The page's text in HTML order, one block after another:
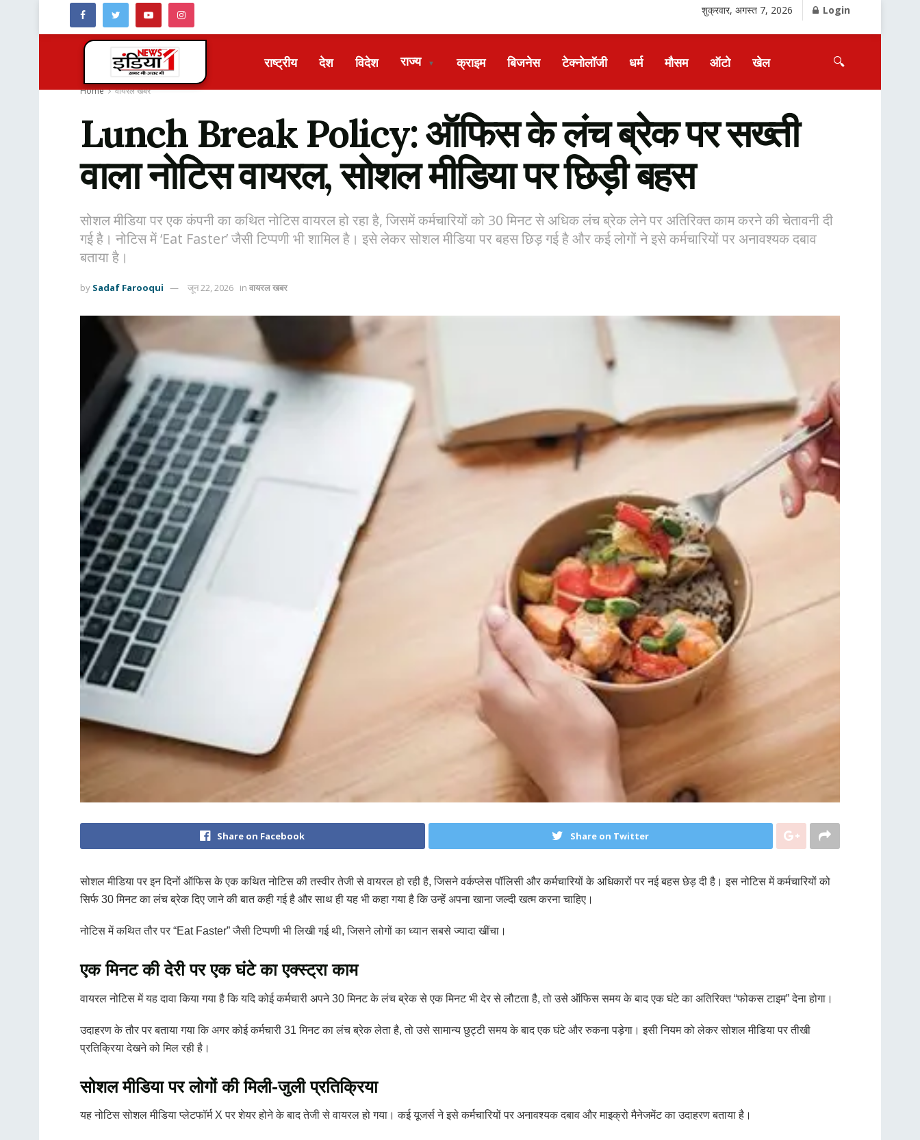
शुक्रवार, अगस्त 7, 2026 Login
राष्ट्रीय देश विदेश राज्य ▼ क्राइम बिजनेस टेक्नोलॉजी धर्म मौसम ऑटो खेल 🔍
Home वायरल खबर
Lunch Break Policy: ऑफिस के लंच ब्रेक पर सख्ती
वाला नोटिस वायरल, सोशल मीडिया पर छिड़ी बहस
सोशल मीडिया पर एक कंपनी का कथित नोटिस वायरल हो रहा है, जिसमें कर्मचारियों को 30 मिनट से अधिक लंच ब्रेक लेने पर अतिरिक्त काम करने की चेतावनी दी
गई है। नोटिस में ‘Eat Faster’ जैसी टिप्पणी भी शामिल है। इसे लेकर सोशल मीडिया पर बहस छिड़ गई है और कई लोगों ने इसे कर्मचारियों पर अनावश्यक दबाव
बताया है।
by Sadaf Farooqui जून 22, 2026 in वायरल खबर
Share on Facebook Share on Twitter
सोशल मीडिया पर इन दिनों ऑफिस के एक कथित नोटिस की तस्वीर तेजी से वायरल हो रही है, जिसने वर्कप्लेस पॉलिसी और कर्मचारियों के अधिकारों पर नई बहस छेड़ दी है। इस नोटिस में कर्मचारियों को
सिर्फ 30 मिनट का लंच ब्रेक दिए जाने की बात कही गई है और साथ ही यह भी कहा गया है कि उन्हें अपना खाना जल्दी खत्म करना चाहिए।
नोटिस में कथित तौर पर “Eat Faster” जैसी टिप्पणी भी लिखी गई थी, जिसने लोगों का ध्यान सबसे ज्यादा खींचा।
एक मिनट की देरी पर एक घंटे का एक्स्ट्रा काम
वायरल नोटिस में यह दावा किया गया है कि यदि कोई कर्मचारी अपने 30 मिनट के लंच ब्रेक से एक मिनट भी देर से लौटता है, तो उसे ऑफिस समय के बाद एक घंटे का अतिरिक्त “फोकस टाइम” देना होगा।
उदाहरण के तौर पर बताया गया कि अगर कोई कर्मचारी 31 मिनट का लंच ब्रेक लेता है, तो उसे सामान्य छुट्टी समय के बाद एक घंटे और रुकना पड़ेगा। इसी नियम को लेकर सोशल मीडिया पर तीखी
प्रतिक्रिया देखने को मिल रही है।
सोशल मीडिया पर लोगों की मिली-जुली प्रतिक्रिया
यह नोटिस सोशल मीडिया प्लेटफॉर्म X पर शेयर होने के बाद तेजी से वायरल हो गया। कई यूजर्स ने इसे कर्मचारियों पर अनावश्यक दबाव और माइक्रो मैनेजमेंट का उदाहरण बताया है।